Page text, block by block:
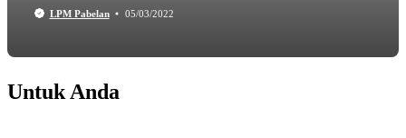
LPM Pabelan 05/03/2022
Untuk Anda